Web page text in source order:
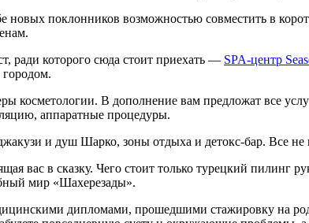
новых поклонников возможностью совместить в
ради которого сюда стоит приехать — SPA-центр
В дополнение вам предложат все
аппаратные процедуры.
и душ Шарко, зоны отдыха и детокс-бар. Все не
вас в сказку. Чего стоит только турецкий
мир «Шахерезады».
дипломами, прошедшими стажировку на